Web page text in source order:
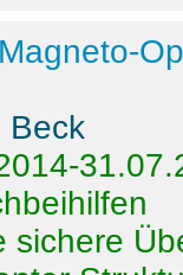
Beck
sichere